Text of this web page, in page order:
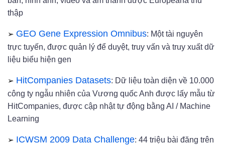
thập
➢ GEO Gene Expression Omnibus: Một tài nguyên
trực tuyến, được quản lý để duyệt, truy vấn và truy xuất dữ
liệu biểu hiện gen
➢ HitCompanies Datasets: Dữ liệu toàn diện về 10.000
công ty ngẫu nhiên của Vương quốc Anh được lấy mẫu từ
HitCompanies, được cập nhật tự động bằng AI / Machine
Learning
➢ ICWSM 2009 Data Challenge: 44 triệu bài đăng trên